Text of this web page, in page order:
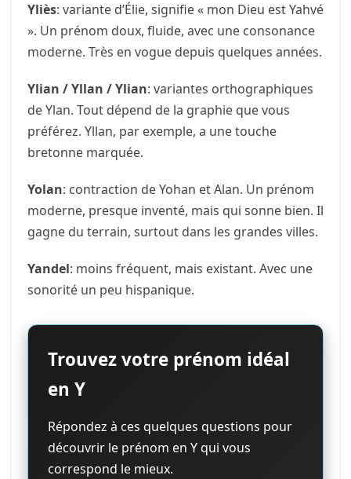
Yliès: variante d’Élie, signifie « mon Dieu est Yahvé
». Un prénom doux, fluide, avec une consonance
moderne. Très en vogue depuis quelques années.
Ylian / Yllan / Ylian: variantes orthographiques
de Ylan. Tout dépend de la graphie que vous
préférez. Yllan, par exemple, a une touche
bretonne marquée.
Yolan: contraction de Yohan et Alan. Un prénom
moderne, presque inventé, mais qui sonne bien. Il
gagne du terrain, surtout dans les grandes villes.
Yandel: moins fréquent, mais existant. Avec une
sonorité un peu hispanique.
Trouvez votre prénom idéal
en Y
Répondez à ces quelques questions pour
découvrir le prénom en Y qui vous
correspond le mieux.